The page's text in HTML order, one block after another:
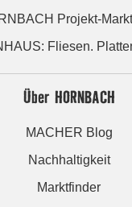
Projekt-
Fliesen.
Über HORNBACH
MACHER Blog
Nachhaltigkeit
Marktfinder